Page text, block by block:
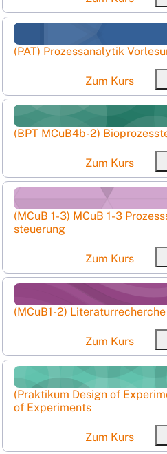
(PAT) Prozessanalytik
Kursname
(PAT) Prozessanalytik
Zum Kurs
(BPT MCuB4b-2)
Kursname
(BPT MCuB4b-2)
Zum Kurs
(MCuB 1-3) MCuB 1-3
Kursname
(MCuB 1-3) MCuB 1-3
steuerung
Zum Kurs
(MCuB1-2) Literaturrecherche
Kursname
(MCuB1-2) Literaturrecherche
Zum Kurs
(Praktikum Design of
Kursname
(Praktikum Design of
of Experiments
Zum Kurs